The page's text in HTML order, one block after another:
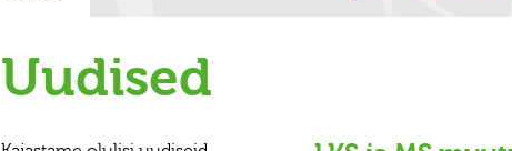
Uudised